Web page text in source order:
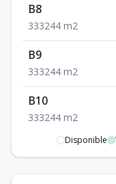
B8
333244 m2
B9
333244 m2
B10
333244 m2
Disponible